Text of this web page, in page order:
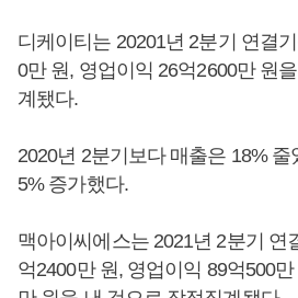
디케이티는 20201년 2분기 연결
0만 원, 영업이익 26억2600만 원
계됐다.
2020년 2분기보다 매출은 18%
5% 증가했다.
맥아이씨에스는 2021년 2분기 연
억2400만 원, 영업이익 89억500